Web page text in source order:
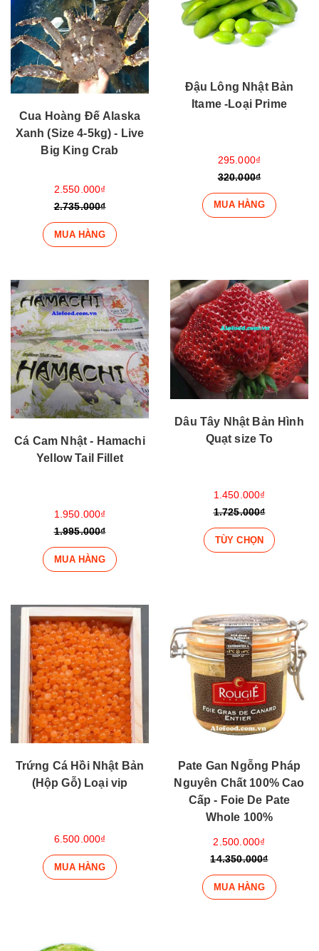
Cua Hoàng Đế Alaska
Xanh (Size 4-5kg) - Live
Big King Crab
2.550.000₫
2.735.000₫
MUA HÀNG
Đậu Lông Nhật Bản
Itame -Loại Prime
295.000₫
320.000₫
MUA HÀNG
Cá Cam Nhật - Hamachi
Yellow Tail Fillet
1.950.000₫
1.995.000₫
MUA HÀNG
Dâu Tây Nhật Bản Hình
Quạt size To
1.450.000₫
1.725.000₫
TÙY CHỌN
Trứng Cá Hồi Nhật Bản
(Hộp Gỗ) Loại vip
6.500.000₫
MUA HÀNG
Pate Gan Ngỗng Pháp
Nguyên Chất 100% Cao
Cấp - Foie De Pate
Whole 100%
2.500.000₫
14.350.000₫
MUA HÀNG